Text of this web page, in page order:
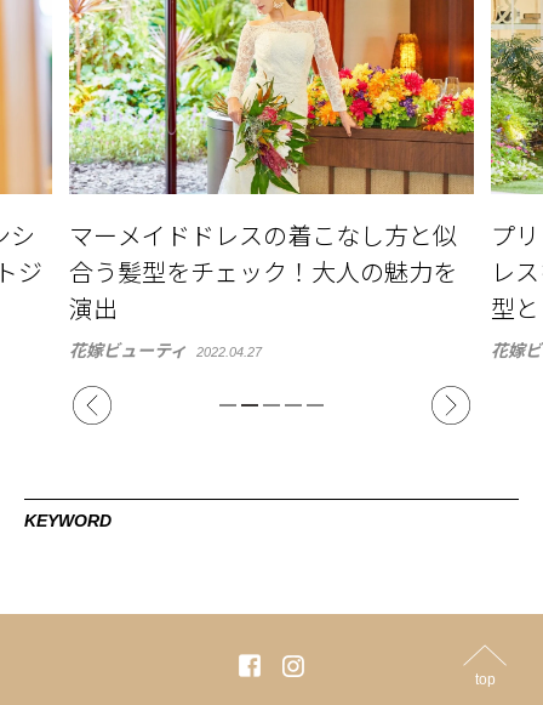
似
を
プリンセスラインのウエディングド
レスを着こなそう。似合う体型・髪
型とは
花嫁ビューティ 2021.02.17
秋
リ
アも
結婚
KEYWORD
top